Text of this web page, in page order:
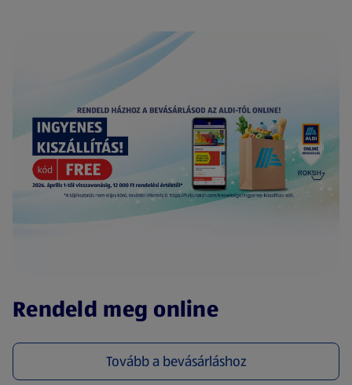
Rendeld meg online
Tovább a bevásárláshoz
(új oldalon nyílik meg)